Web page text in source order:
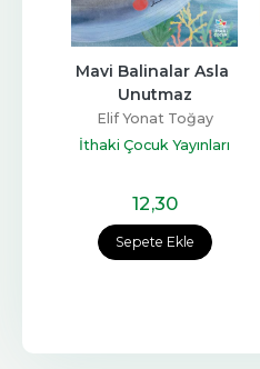
Sepete Ekle
Mavi Balinalar Asla
Unutmaz
Elif Yonat Toğay
İthaki Çocuk Yayınları
12,30